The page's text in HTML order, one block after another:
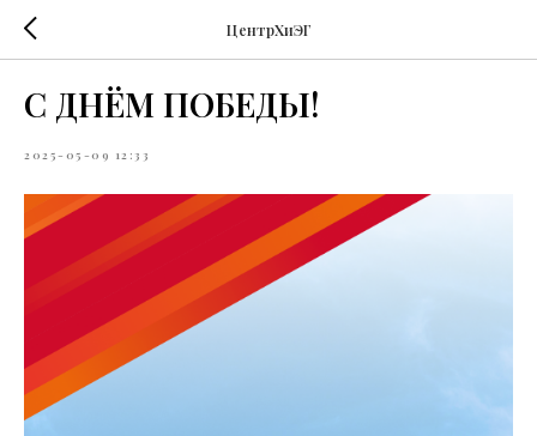
ЦентрХиЭГ
С ДНЁМ ПОБЕДЫ!
2025-05-09 12:33